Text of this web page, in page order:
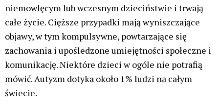
niemowlęcym lub wczesnym dzieciństwie i trwają
całe życie. Cięższe przypadki mają wyniszczające
objawy, w tym kompulsywne, powtarzające się
zachowania i upośledzone umiejętności społeczne i
komunikację. Niektóre dzieci w ogóle nie potrafią
mówić. Autyzm dotyka około 1% ludzi na całym
świecie.